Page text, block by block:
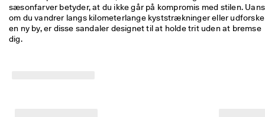
sæsonfarver betyder, at du ikke går på kompromis med stilen.
om du vandrer langs kilometerlange kyststrækninger eller
en ny by, er disse sandaler designet til at holde trit uden at bremse
dig.